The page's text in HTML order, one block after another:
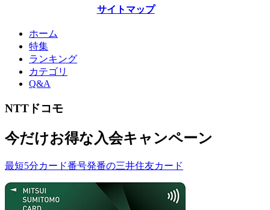
サイトマップ
ホーム
特集
ランキング
カテゴリ
Q&A
NTTドコモ
今だけお得な入会キャンペーン
最短5分カード番号発番の三井住友カード